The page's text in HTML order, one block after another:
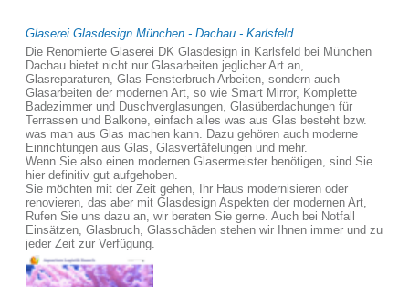
Glaserei Glasdesign München - Dachau - Karlsfeld
Die Renomierte Glaserei DK Glasdesign in Karlsfeld bei München
Dachau bietet nicht nur Glasarbeiten jeglicher Art an,
Glasreparaturen, Glas Fensterbruch Arbeiten, sondern auch
Glasarbeiten der modernen Art, so wie Smart Mirror, Komplette
Badezimmer und Duschverglasungen, Glasüberdachungen für
Terrassen und Balkone, einfach alles was aus Glas besteht bzw.
was man aus Glas machen kann. Dazu gehören auch moderne
Einrichtungen aus Glas, Glasvertäfelungen und mehr.
Wenn Sie also einen modernen Glasermeister benötigen, sind Sie
hier definitiv gut aufgehoben.
Sie möchten mit der Zeit gehen, Ihr Haus modernisieren oder
renovieren, das aber mit Glasdesign Aspekten der modernen Art,
Rufen Sie uns dazu an, wir beraten Sie gerne. Auch bei Notfall
Einsätzen, Glasbruch, Glasschäden stehen wir Ihnen immer und zu
jeder Zeit zur Verfügung.